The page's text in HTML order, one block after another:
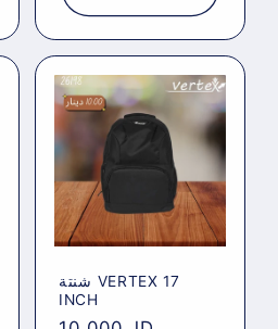
شنتة VERTEX 17
INCH